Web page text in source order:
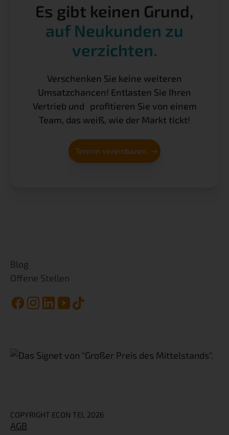
Es gibt keinen Grund,
auf Neukunden zu
verzichten.
Verschenken Sie keine weiteren
Umsatzchancen! Entlasten Sie Ihren
Vertrieb und profitieren Sie von einem
Team, das weiß, wie der Markt tickt!
Termin vereinbaren
Blog
Offene Stellen

COPYRIGHT ECON TEL 2026
AGB